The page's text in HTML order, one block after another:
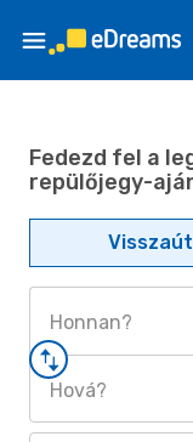
Fedezd fel a
repülőjegy-
Visszaút
Honnan?
Hová?